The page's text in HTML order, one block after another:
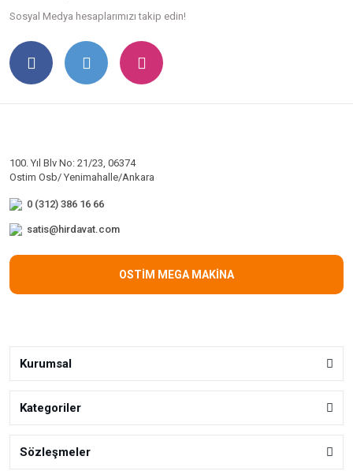
Sosyal Medya hesaplarımızı takip edin!
100. Yıl Blv No: 21/23, 06374
Ostim Osb/ Yenimahalle/Ankara
0 (312) 386 16 66
satis@hirdavat.com
OSTİM MEGA MAKİNA
Kurumsal
Kategoriler
Sözleşmeler